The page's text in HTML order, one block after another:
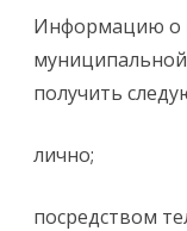
Информацию о
муниципальной
получить
лично;
посредством